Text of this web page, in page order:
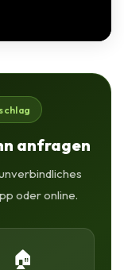
anfragen
oder online.
🏠